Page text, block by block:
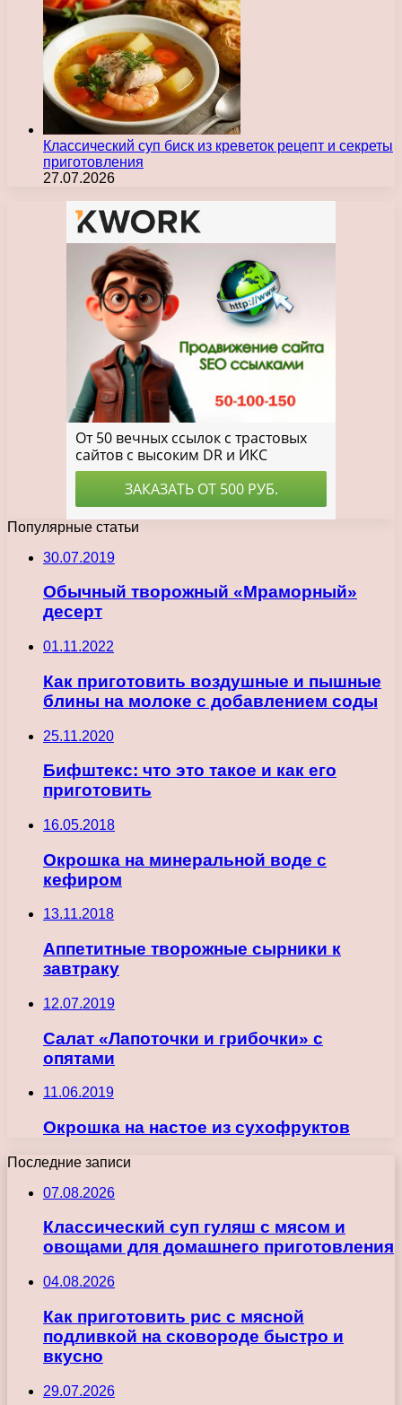
Классический суп биск из креветок рецепт и секреты
приготовления
27.07.2026
Популярные статьи
30.07.2019
Обычный творожный «Мраморный»
десерт
01.11.2022
Как приготовить воздушные и пышные
блины на молоке с добавлением соды
25.11.2020
Бифштекс: что это такое и как его
приготовить
16.05.2018
Окрошка на минеральной воде с
кефиром
13.11.2018
Аппетитные творожные сырники к
завтраку
12.07.2019
Салат «Лапоточки и грибочки» с
опятами
11.06.2019
Окрошка на настое из сухофруктов
Последние записи
07.08.2026
Классический суп гуляш с мясом и
овощами для домашнего приготовления
04.08.2026
Как приготовить рис с мясной
подливкой на сковороде быстро и
вкусно
29.07.2026